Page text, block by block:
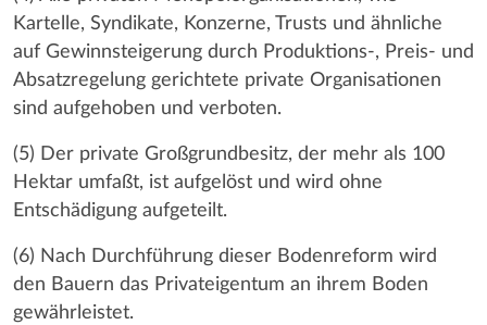
Kartelle, Syndikate, Konzerne, Trusts und ähnliche
auf Gewinnsteigerung durch Produktions-, Preis- und
Absatzregelung gerichtete private Organisationen
sind aufgehoben und verboten.
(5) Der private Großgrundbesitz, der mehr als 100
Hektar umfaßt, ist aufgelöst und wird ohne
Entschädigung aufgeteilt.
(6) Nach Durchführung dieser Bodenreform wird
den Bauern das Privateigentum an ihrem Boden
gewährleistet.